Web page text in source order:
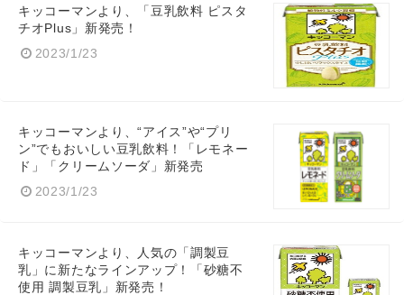
キッコーマンより、「豆乳飲料 ピスタ
チオPlus」新発売！
2023/1/23
キッコーマンより、“アイス”や“プリ
ン”でもおいしい豆乳飲料！「レモネー
ド」「クリームソーダ」新発売
2023/1/23
キッコーマンより、人気の「調製豆
乳」に新たなラインアップ！「砂糖不
使用 調製豆乳」新発売！